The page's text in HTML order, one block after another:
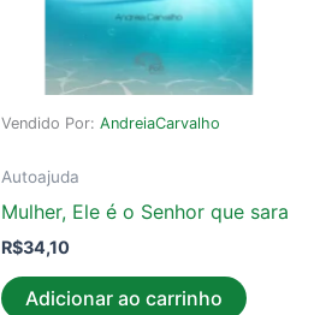
Vendido Por: AndreiaCarvalho
Autoajuda
Mulher, Ele é o Senhor que sara
R$34,10
Adicionar ao carrinho